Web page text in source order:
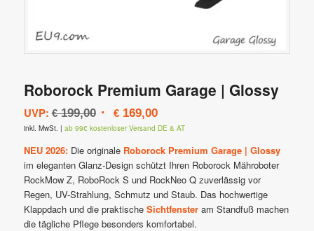
Roborock Premium Garage | Glossy
UVP: €199,00 Ursprünglicher
Preis
war:
€ 199,00
€169,00Aktueller
Preis
ist:
€ 169,00.
inkl. MwSt. | ab 99€ kostenloser Versand DE & AT
NEU 2026:Die originale Roborock Premium Garage | Glossy
im eleganten Glanz-Design schützt Ihren Roborock Mähroboter
RockMow Z, RoboRock S und RockNeo Q zuverlässig vor
Regen, UV-Strahlung, Schmutz und Staub. Das hochwertige
Klappdach und die praktische Sichtfensteram Standfuß machen
die tägliche Pflege besonders komfortabel.